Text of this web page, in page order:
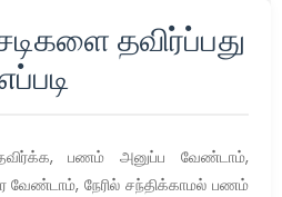
தவிர்ப்பது
பணம் அனுப்ப வேண்டாம்,
வேண்டாம், நேரில் சந்திக்காமல் பணம்